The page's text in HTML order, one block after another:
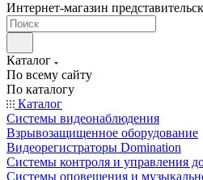
Интернет-магазин
Каталог
По всему сайту
По каталогу
Каталог
Системы видеонаблюдения
Взрывозащищенное оборудование
Видеорегистраторы Domination
Системы контроля и управления
Системы оповещения и